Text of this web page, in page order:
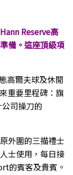
Reserve高
備。這座頂級項
高爾夫球及休閒
重要里程碑：旗
司操刀的
外圍的三描禮士
士使用，每日接
的賓客及貴賓。